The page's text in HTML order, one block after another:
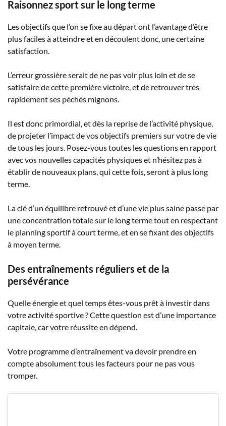
Raisonnez sport sur le long terme
Les objectifs que l’on se fixe au départ ont l’avantage d’être
plus faciles à atteindre et en découlent donc, une certaine
satisfaction.
L’erreur grossière serait de ne pas voir plus loin et de se
satisfaire de cette première victoire, et de retrouver très
rapidement ses péchés mignons.
Il est donc primordial, et dès la reprise de l’activité physique,
de projeter l’impact de vos objectifs premiers sur votre de vie
de tous les jours. Posez-vous toutes les questions en rapport
avec vos nouvelles capacités physiques et n’hésitez pas à
établir de nouveaux plans, qui cette fois, seront à plus long
terme.
La clé d’un équilibre retrouvé et d’une vie plus saine passe par
une concentration totale sur le long terme tout en respectant
le planning sportif à court terme, et en se fixant des objectifs
à moyen terme.
Des entraînements réguliers et de la
persévérance
Quelle énergie et quel temps êtes-vous prêt à investir dans
votre activité sportive ? Cette question est d’une importance
capitale, car votre réussite en dépend.
Votre programme d’entraînement va devoir prendre en
compte absolument tous les facteurs pour ne pas vous
tromper.